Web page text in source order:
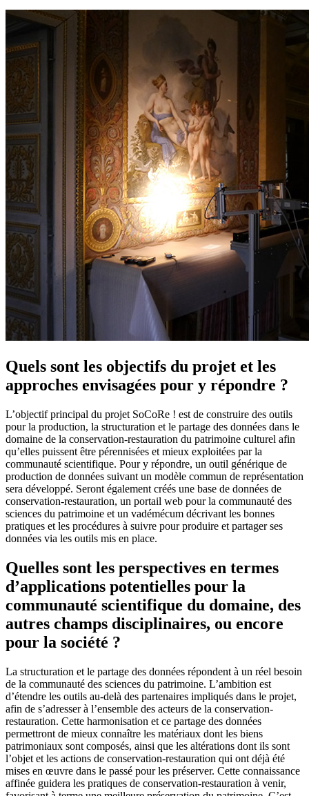
Quels sont les objectifs du projet et les
approches envisagées pour y répondre ?
L’objectif principal du projet SoCoRe ! est de construire des outils
pour la production, la structuration et le partage des données dans le
domaine de la conservation-restauration du patrimoine culturel afin
qu’elles puissent être pérennisées et mieux exploitées par la
communauté scientifique. Pour y répondre, un outil générique de
production de données suivant un modèle commun de représentation
sera développé. Seront également créés une base de données de
conservation-restauration, un portail web pour la communauté des
sciences du patrimoine et un vadémécum décrivant les bonnes
pratiques et les procédures à suivre pour produire et partager ses
données via les outils mis en place.
Quelles sont les perspectives en termes
d’applications potentielles pour la
communauté scientifique du domaine, des
autres champs disciplinaires, ou encore
pour la société ?
La structuration et le partage des données répondent à un réel besoin
de la communauté des sciences du patrimoine. L’ambition est
d’étendre les outils au-delà des partenaires impliqués dans le projet,
afin de s’adresser à l’ensemble des acteurs de la conservation-
restauration. Cette harmonisation et ce partage des données
permettront de mieux connaître les matériaux dont les biens
patrimoniaux sont composés, ainsi que les altérations dont ils sont
l’objet et les actions de conservation-restauration qui ont déjà été
mises en œuvre dans le passé pour les préserver. Cette connaissance
affinée guidera les pratiques de conservation-restauration à venir,